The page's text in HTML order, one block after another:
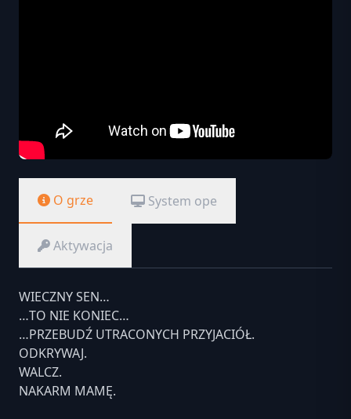
O grze System ope
Aktywacja
WIECZNY SEN…
…TO NIE KONIEC…
…PRZEBUDŹ UTRACONYCH PRZYJACIÓŁ.
ODKRYWAJ.
WALCZ.
NAKARM MAMĘ.